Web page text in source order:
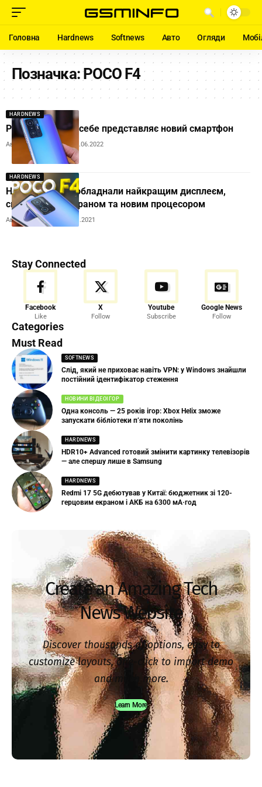
Головна Hardnews Softnews Авто Огляди
Позначка:POCO F4
HARDNEWS
POCO F4 – що із себе представляє новий смартфон
Автор: Andrew Orobets 09.06.2022
HARDNEWS
Новий POCO F4 обладнали найкращим дисплеєм,
сканером під екраном та новим процесором
Автор:Ihor Tolubyak 09.11.2021
Stay Connected
Facebook
Like
X
Follow
Youtube
Subscribe
Google News
Follow
Categories
Must Read
SOFTNEWS
Слід, який не приховає навіть VPN: у Windows знайшли
постійний ідентифікатор стеження
НОВИНИ ВІДЕОІГОР
Одна консоль — 25 років ігор: Xbox Helix зможе
запускати бібліотеки п’яти поколінь
HARDNEWS
HDR10+ Advanced готовий змінити картинку телевізорів
— але спершу лише в Samsung
HARDNEWS
Redmi 17 5G дебютував у Китаї: бюджетник зі 120-
герцовим екраном і АКБ на 6300 мА·год
Create an Amazing Tech
News Website
Discover thousands of options, easy to
customize layouts, one-click to import demo
and much more.
Learn More